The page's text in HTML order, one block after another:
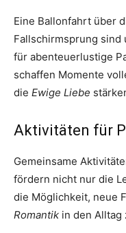
Eine Ballonfahrt über
Fallschirmsprung sind
für abenteuerlustige
schaffen Momente
die Ewige Liebe
Aktivitäten für
Gemeinsame
fördern nicht nur die
die Möglichkeit, neue
Romantik in den Alltag